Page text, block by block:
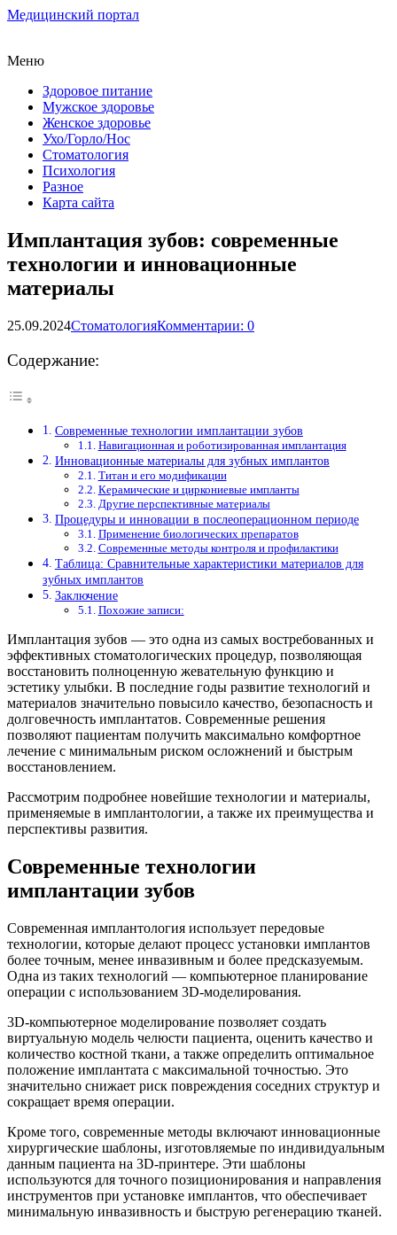
Медицинский портал
Меню
Здоровое питание
Мужское здоровье
Женское здоровье
Ухо/Горло/Нос
Стоматология
Психология
Разное
Карта сайта
Имплантация зубов: современные
технологии и инновационные
материалы
25.09.2024СтоматологияКомментарии: 0
Содержание:
Современные технологии имплантации зубов
Навигационная и роботизированная имплантация
Инновационные материалы для зубных имплантов
Титан и его модификации
Керамические и циркониевые импланты
Другие перспективные материалы
Процедуры и инновации в послеоперационном периоде
Применение биологических препаратов
Современные методы контроля и профилактики
Таблица: Сравнительные характеристики материалов для
зубных имплантов
Заключение
Похожие записи:
Имплантация зубов — это одна из самых востребованных и
эффективных стоматологических процедур, позволяющая
восстановить полноценную жевательную функцию и
эстетику улыбки. В последние годы развитие технологий и
материалов значительно повысило качество, безопасность и
долговечность имплантатов. Современные решения
позволяют пациентам получить максимально комфортное
лечение с минимальным риском осложнений и быстрым
восстановлением.
Рассмотрим подробнее новейшие технологии и материалы,
применяемые в имплантологии, а также их преимущества и
перспективы развития.
Современные технологии
имплантации зубов
Современная имплантология использует передовые
технологии, которые делают процесс установки имплантов
более точным, менее инвазивным и более предсказуемым.
Одна из таких технологий — компьютерное планирование
операции с использованием 3D-моделирования.
3D-компьютерное моделирование позволяет создать
виртуальную модель челюсти пациента, оценить качество и
количество костной ткани, а также определить оптимальное
положение имплантата с максимальной точностью. Это
значительно снижает риск повреждения соседних структур и
сокращает время операции.
Кроме того, современные методы включают инновационные
хирургические шаблоны, изготовляемые по индивидуальным
данным пациента на 3D-принтере. Эти шаблоны
используются для точного позиционирования и направления
инструментов при установке имплантов, что обеспечивает
минимальную инвазивность и быструю регенерацию тканей.